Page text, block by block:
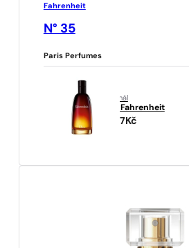
Fahrenheit
N° 35
Paris Perfumes
originál
Fahrenheit
2577Kč